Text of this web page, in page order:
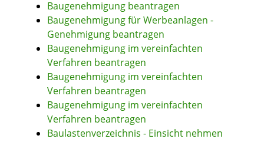
Baugenehmigung beantragen
Baugenehmigung für Werbeanlagen -
Genehmigung beantragen
Baugenehmigung im vereinfachten
Verfahren beantragen
Baugenehmigung im vereinfachten
Verfahren beantragen
Baugenehmigung im vereinfachten
Verfahren beantragen
Baulastenverzeichnis - Einsicht nehmen